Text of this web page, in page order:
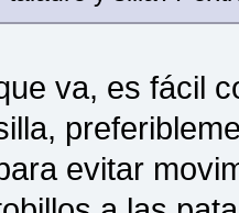
va, es fácil
evitar